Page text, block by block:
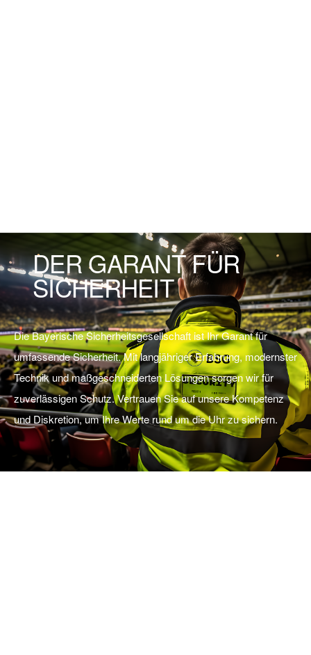
DER GARANT FÜR
SICHERHEIT
Die Bayerische Sicherheitsgesellschaft ist Ihr Garant für
umfassende Sicherheit. Mit langjähriger Erfahrung, modernster
Technik und maßgeschneiderten Lösungen sorgen wir für
zuverlässigen Schutz. Vertrauen Sie auf unsere Kompetenz
und Diskretion, um Ihre Werte rund um die Uhr zu sichern.